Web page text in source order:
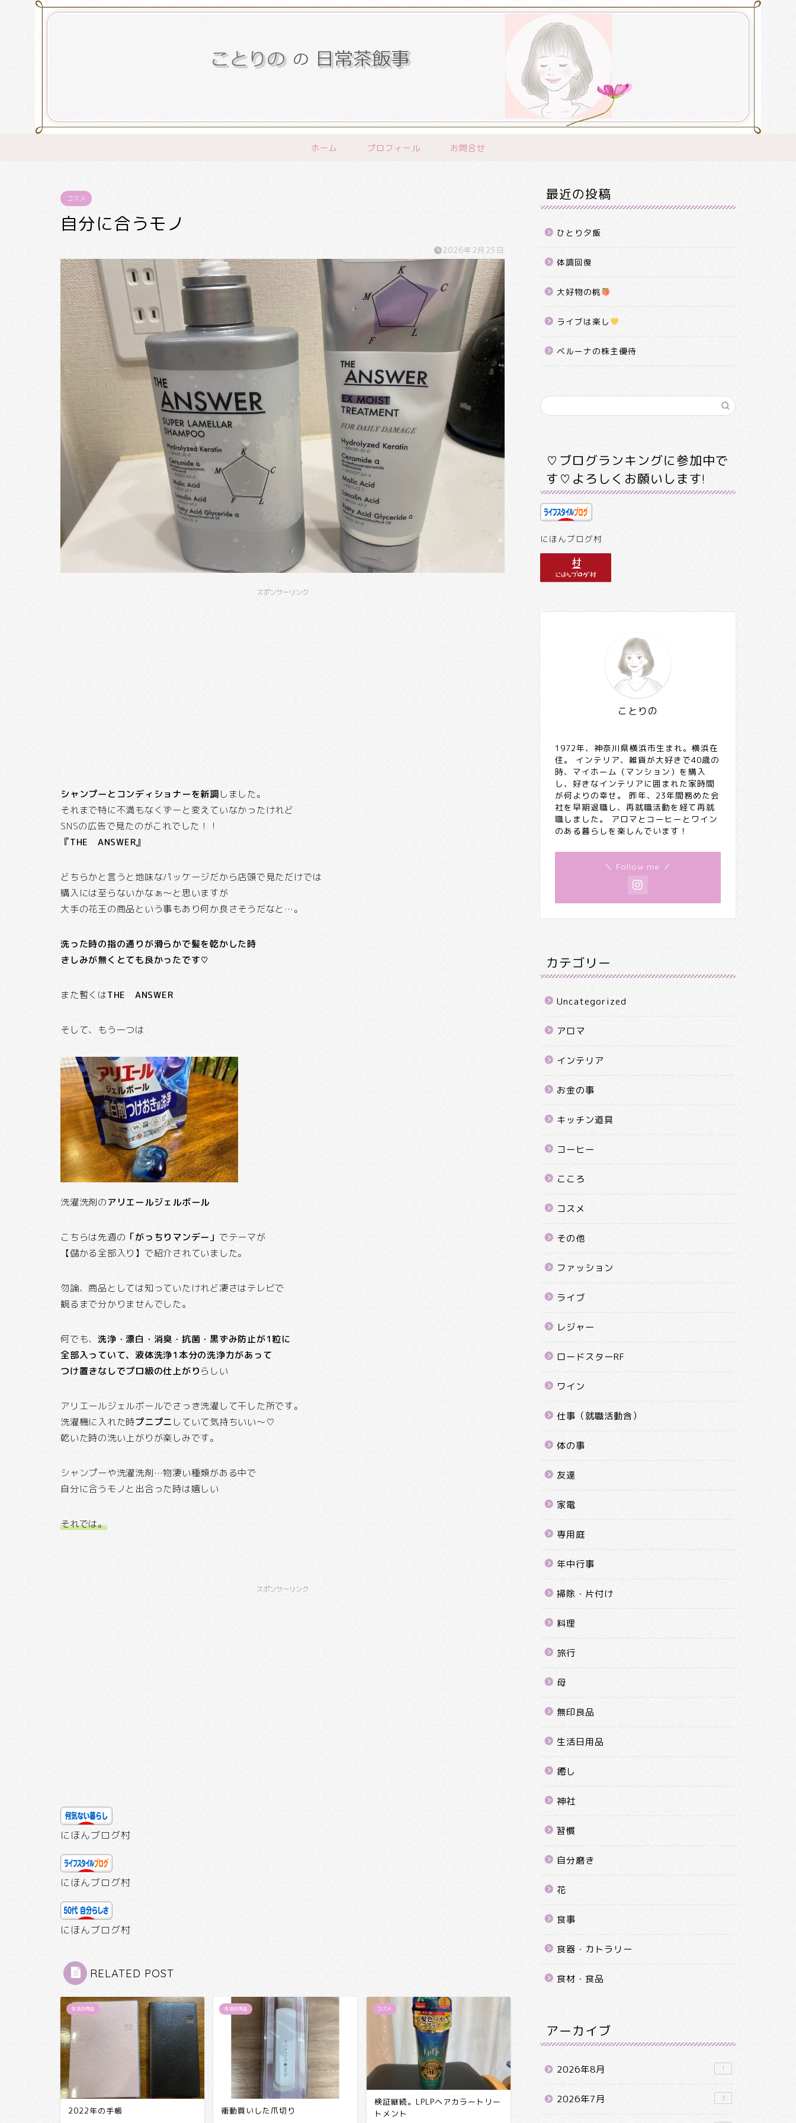
ホーム プロフィール お問合せ
コスメ
自分に合うモノ
2026年2月25日
スポンサーリンク
シャンプーとコンディショナーを新調しました。
それまで特に不満もなくずーと変えていなかったけれど
SNSの広告で見たのがこれでした！！
『THE ANSWER』
どちらかと言うと地味なパッケージだから店頭で見ただけでは
購入には至らないかなぁ～と思いますが
大手の花王の商品という事もあり何か良さそうだなと…。
洗った時の指の通りが滑らかで髪を乾かした時
きしみが無くとても良かったです♡
また暫くはTHE ANSWER
そして、もう一つは
洗濯洗剤のアリエールジェルボール
こちらは先週の 「がっちりマンデー」 でテーマが
【儲かる全部入り】で紹介されていました。
勿論、商品としては知っていたけれど凄さはテレビで
観るまで分かりませんでした。
何でも、洗浄・漂白・消臭・抗菌・黒ずみ防止が1粒に
全部入っていて、液体洗浄1本分の洗浄力があって
つけ置きなしでプロ級の仕上がりらしい
アリエールジェルボールでさっき洗濯して干した所です。
洗濯機に入れた時プニプニ していて気持ちいい～♡
乾いた時の洗い上がりが楽しみです。
シャンプーや洗濯洗剤…物凄い種類がある中で
自分に合うモノと出合った時は嬉しい
それでは。
スポンサーリンク
にほんブログ村
にほんブログ村
にほんブログ村
RELATED POST
生活日用品
2022年の手帳
生活日用品
衝動買いした爪切り
コスメ
検証継続。LPLPヘアカラートリー
トメント
最近の投稿
ひとり夕飯
体調回復
大好物の桃
ライブは楽し
ベルーナの株主優待
♡ブログランキングに参加中で
す♡よろしくお願いします!
にほんブログ村
ことりの
1972年、神奈川県横浜市生まれ。横浜在
住。 インテリア、雑貨が大好きで40歳の
時、マイホーム（マンション）を購入
し、好きなインテリアに囲まれた家時間
が何よりの幸せ。 昨年、23年間務めた会
社を早期退職し、再就職活動を経て再就
職しました。 アロマとコーヒーとワイン
のある暮らしを楽しんでいます！
＼ Follow me ／
カテゴリー
Uncategorized
アロマ
インテリア
お金の事
キッチン道具
コーヒー
こころ
コスメ
その他
ファッション
ライブ
レジャー
ロードスターRF
ワイン
仕事（就職活動含）
体の事
友達
家電
専用庭
年中行事
掃除・片付け
料理
旅行
母
無印良品
生活日用品
癒し
神社
習慣
自分磨き
花
食事
食器・カトラリー
食材・食品
アーカイブ
2026年8月 1
2026年7月 3